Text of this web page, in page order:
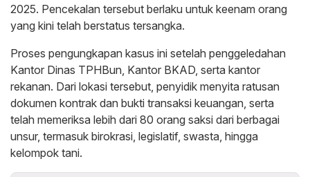
2025. Pencekalan tersebut berlaku untuk keenam orang
yang kini telah berstatus tersangka.
Proses pengungkapan kasus ini setelah penggeledahan
Kantor Dinas TPHBun, Kantor BKAD, serta kantor
rekanan. Dari lokasi tersebut, penyidik menyita ratusan
dokumen kontrak dan bukti transaksi keuangan, serta
telah memeriksa lebih dari 80 orang saksi dari berbagai
unsur, termasuk birokrasi, legislatif, swasta, hingga
kelompok tani.